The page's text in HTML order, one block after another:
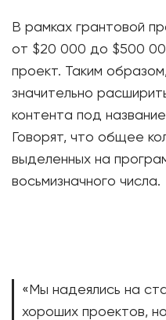
В рамках грантовой
от $20 000 до $500
проект. Таким
значительно
контента под
Говорят, что общее
выделенных на
восьмизначного числа.
«Мы надеялись на
хороших проектов,